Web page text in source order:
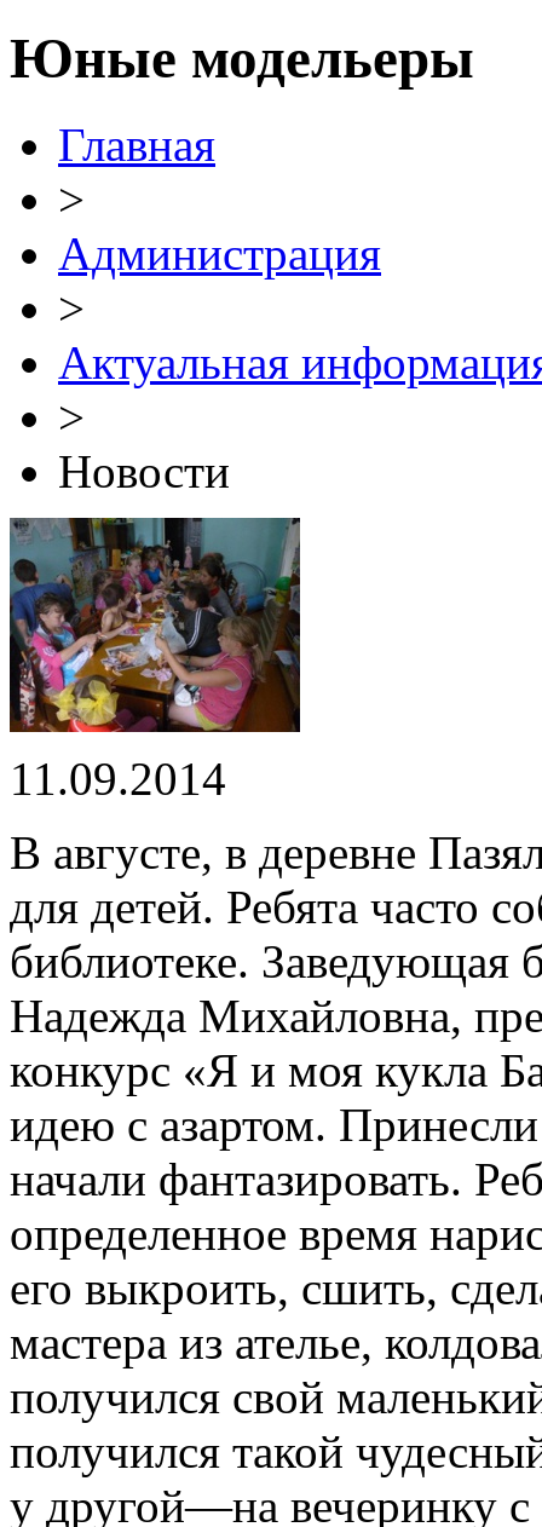
Юные модельеры
Главная
>
Администрация
>
Актуальная
>
Новости
11.09.2014
В августе, в деревне
для детей. Ребята часто
библиотеке. Заведующая
Надежда Михайловна,
конкурс «Я и моя кукла
идею с азартом.
начали фантазировать.
определенное время
его выкроить, сшить,
мастера из ателье,
получился свой
получился такой
у другой—на вечеринку